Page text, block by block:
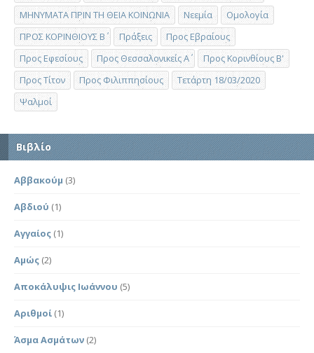
ΜΗΝΥΜΑΤΑ ΠΡΙΝ ΤΗ ΘΕΙΑ ΚΟΙΝΩΝΙΑ
Νεεμία
Ομολογία
ΠΡΟΣ ΚΟΡΙΝΘΙΟΥΣ Β΄
Πράξεις
Προς Εβραίους
Προς Εφεσίους
Προς Θεσσαλονικείς Α΄
Προς Κορινθίους Β'
Προς Τίτον
Προς Φιλιππησίους
Τετάρτη 18/03/2020
Ψαλμοί
Βιβλίο
Αββακούμ (3)
Αβδιού (1)
Αγγαίος (1)
Αμώς (2)
Αποκάλυψις Ιωάννου (5)
Αριθμοί (1)
Άσμα Ασμάτων (2)